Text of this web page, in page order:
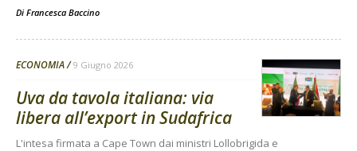
Di Francesca Baccino
ECONOMIA 9 Giugno 2026
Uva da tavola italiana: via
libera all’export in Sudafrica
L'intesa firmata a Cape Town dai ministri Lollobrigida e